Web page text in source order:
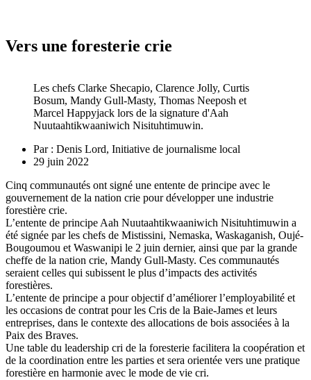
Vers une foresterie crie
Les chefs Clarke Shecapio, Clarence Jolly, Curtis
Bosum, Mandy Gull-Masty, Thomas Neeposh et
Marcel Happyjack lors de la signature d'Aah
Nuutaahtikwaaniwich Nisituhtimuwin.
Par : Denis Lord, Initiative de journalisme local
29 juin 2022
Cinq communautés ont signé une entente de principe avec le
gouvernement de la nation crie pour développer une industrie
forestière crie.
L’entente de principe Aah Nuutaahtikwaaniwich Nisituhtimuwin a
été signée par les chefs de Mistissini, Nemaska, Waskaganish, Oujé-
Bougoumou et Waswanipi le 2 juin dernier, ainsi que par la grande
cheffe de la nation crie, Mandy Gull-Masty. Ces communautés
seraient celles qui subissent le plus d’impacts des activités
forestières.
L’entente de principe a pour objectif d’améliorer l’employabilité et
les occasions de contrat pour les Cris de la Baie-James et leurs
entreprises, dans le contexte des allocations de bois associées à la
Paix des Braves.
Une table du leadership cri de la foresterie facilitera la coopération et
de la coordination entre les parties et sera orientée vers une pratique
forestière en harmonie avec le mode de vie cri.